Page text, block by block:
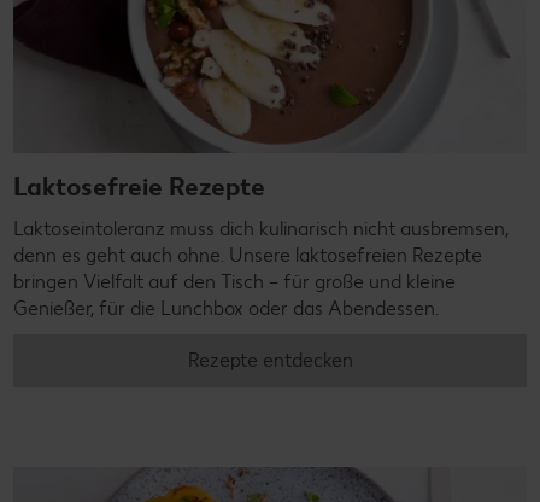
Laktosefreie Rezepte
Laktoseintoleranz muss dich kulinarisch nicht ausbremsen,
denn es geht auch ohne. Unsere laktosefreien Rezepte
bringen Vielfalt auf den Tisch – für große und kleine
Genießer, für die Lunchbox oder das Abendessen.
Rezepte entdecken